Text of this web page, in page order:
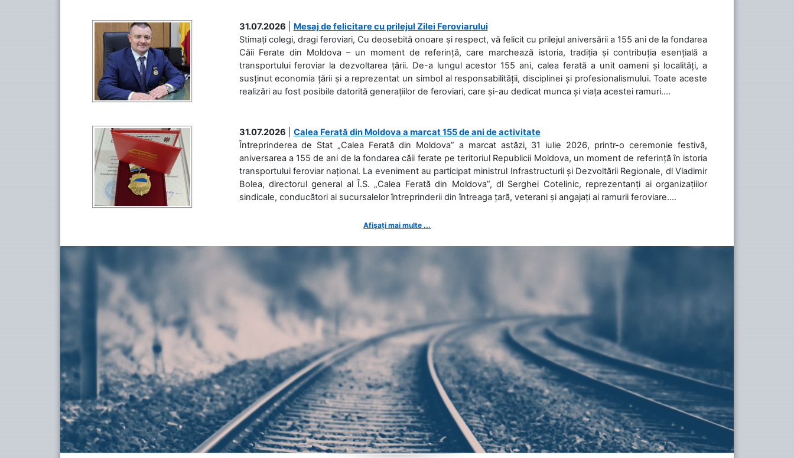
31.07.2026
Mesaj de felicitare cu prilejul Zilei Feroviarului
Stimați colegi, dragi feroviari, Cu deosebită onoare și respect, vă felicit cu prilejul aniversării a 155 ani de la fondarea
Căii Ferate din Moldova – un moment de referință, care marchează istoria, tradiția și contribuția esențială a
transportului feroviar la dezvoltarea țării. De-a lungul acestor 155 ani, calea ferată a unit oameni și localități, a
susținut economia țării și a reprezentat un simbol al responsabilității, disciplinei și profesionalismului. Toate aceste
realizări au fost posibile datorită generațiilor de feroviari, care și-au dedicat munca și viața acestei ramuri....
31.07.2026
Calea Ferată din Moldova a marcat 155 de ani de activitate
Întreprinderea de Stat „Calea Ferată din Moldova” a marcat astăzi, 31 iulie 2026, printr-o ceremonie festivă,
aniversarea a 155 de ani de la fondarea căii ferate pe teritoriul Republicii Moldova, un moment de referință în istoria
transportului feroviar național. La eveniment au participat ministrul Infrastructurii și Dezvoltării Regionale, dl Vladimir
Bolea, directorul general al Î.S. „Calea Ferată din Moldova”, dl Serghei Cotelinic, reprezentanți ai organizațiilor
sindicale, conducători ai sucursalelor întreprinderii din întreaga țară, veterani și angajați ai ramurii feroviare....
Afișați mai multe ...